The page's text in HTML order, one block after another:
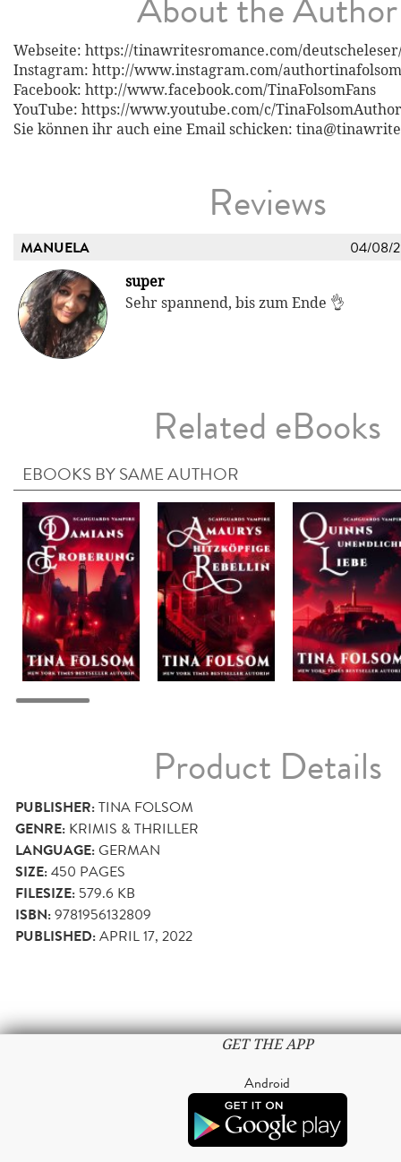
Webseite: https://tinawritesromance.com/
Instagram: http://www.instagram.com/authortinafolsom
Facebook: http://www.facebook.com/TinaFolsomFans
YouTube: https://www.youtube.com/c/TinaFolsomAuthor
Sie können ihr auch eine Email schicken:
Reviews
MANUELA 04/08/
super
Sehr spannend, bis zum Ende 👌
Related eBooks
EBOOKS BY SAME AUTHOR
Product Details
PUBLISHER:TINA FOLSOM
GENRE: KRIMIS & THRILLER
LANGUAGE:GERMAN
SIZE:450 PAGES
FILESIZE: 579.6 KB
ISBN:9781956132809
PUBLISHED:APRIL 17, 2022
GET THE APP
Android